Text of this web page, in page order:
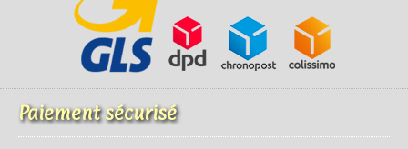
Paiement sécurisé